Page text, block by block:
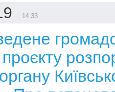
14:33